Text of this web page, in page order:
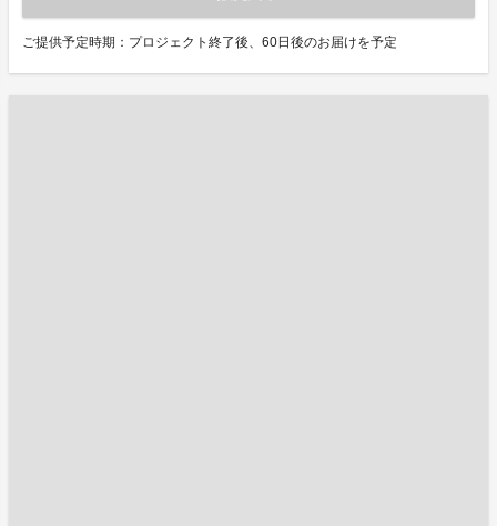
ご提供予定時期：プロジェクト終了後、60日後のお届けを予定